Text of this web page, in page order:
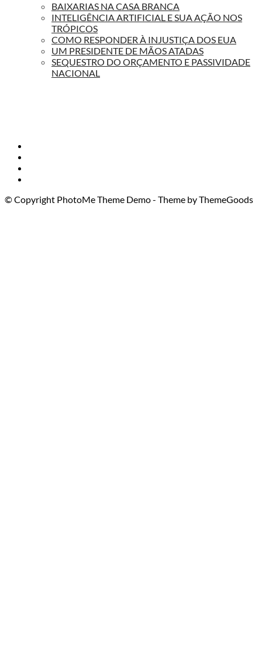
BAIXARIAS NA CASA BRANCA
INTELIGÊNCIA ARTIFICIAL E SUA AÇÃO NOS
TRÓPICOS
COMO RESPONDER À INJUSTIÇA DOS EUA
UM PRESIDENTE DE MÃOS ATADAS
SEQUESTRO DO ORÇAMENTO E PASSIVIDADE
NACIONAL
© Copyright PhotoMe Theme Demo - Theme by ThemeGoods